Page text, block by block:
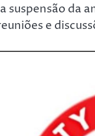
suspensão da
e